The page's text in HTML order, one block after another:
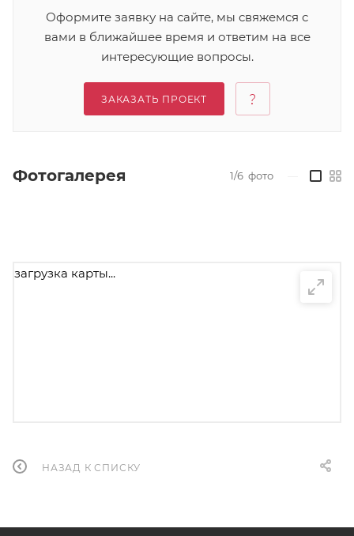
Оформите заявку на сайте, мы свяжемся с
вами в ближайшее время и ответим на все
интересующие вопросы.
ЗАКАЗАТЬ ПРОЕКТ
Фотогалерея 1/6 фото
загрузка карты...
НАЗАД К СПИСКУ